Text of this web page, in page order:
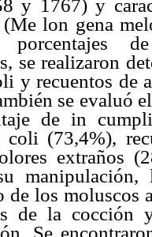
y 1767) y
lon gena
porcentajes
se realizaron
y recuentos de
se evaluó
de in
coli (73,4%),
extraños
de los moluscos
de la cocción